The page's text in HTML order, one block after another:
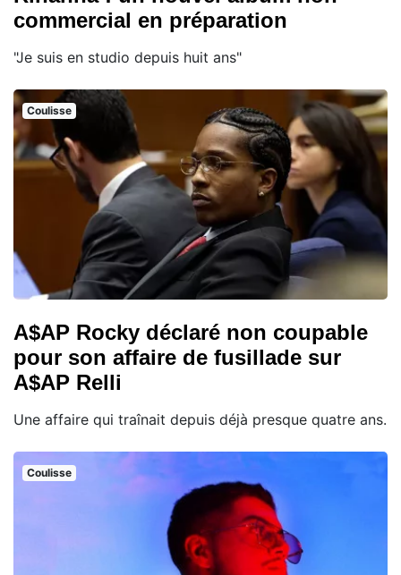
commercial en préparation
"Je suis en studio depuis huit ans"
Coulisse
A$AP Rocky déclaré non coupable
pour son affaire de fusillade sur
A$AP Relli
Une affaire qui traînait depuis déjà presque quatre ans.
Coulisse